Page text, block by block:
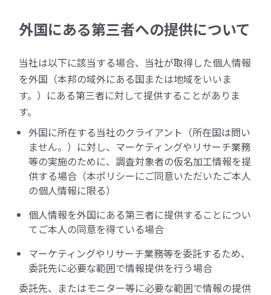
外国にある第三者への提供について
当社は以下に該当する場合、当社が取得した個人情報
を外国（本邦の域外にある国または地域をいいま
す。）にある第三者に対して提供することがありま
す。
外国に所在する当社のクライアント（所在国は問い
ません。）に対し、マーケティングやリサーチ業務
等の実施のために、調査対象者の仮名加工情報を提
供する場合（本ポリシーにご同意いただいたご本人
の個人情報に限る）
個人情報を外国にある第三者に提供することについ
てご本人の同意を得ている場合
マーケティングやリサーチ業務等を委託するため、
委託先に必要な範囲で情報提供を行う場合
委託先、またはモニター等に必要な範囲で情報の提供